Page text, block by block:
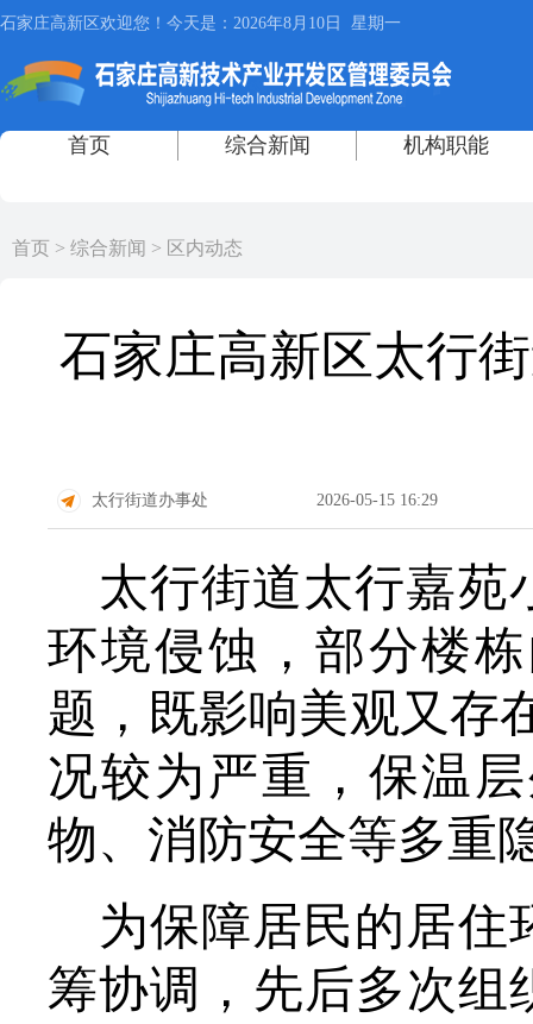
首页 > 综合新闻 > 区内动态
石家庄高新区太行
太行街道办事处 2026-05-15 16:29
太行街道太行嘉苑
环境侵蚀，部分楼
题，既影响美观又存
况较为严重，保温
物、消防安全等多重
为保障居民的居住
筹协调， 先后多次组